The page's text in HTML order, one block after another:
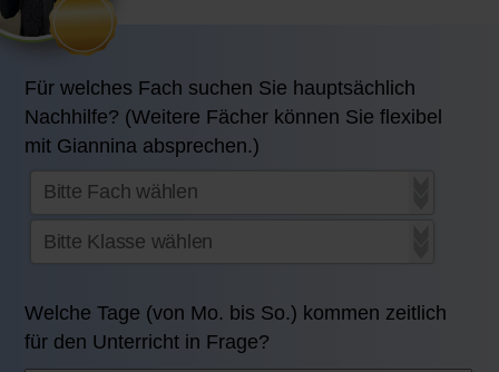
Für welches Fach suchen Sie hauptsächlich
Nachhilfe? (Weitere Fächer können Sie flexibel
mit Giannina absprechen.)
Welche Tage (von Mo. bis So.) kommen zeitlich
für den Unterricht in Frage?